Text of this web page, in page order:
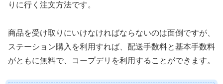
りに行く注文方法です。
商品を受け取りにいけなければならないのは面倒ですが、
ステーション購入を利用すれば、配送手数料と基本手数料
がともに無料で、コープデリを利用することができます。